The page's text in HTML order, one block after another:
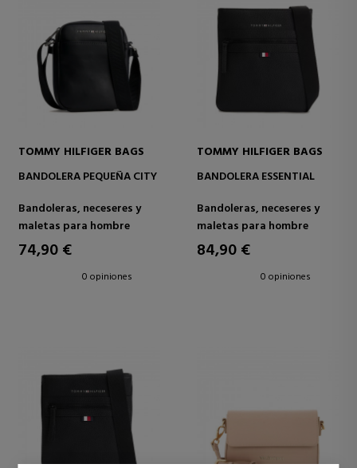
TOMMY HILFIGER BAGS
BANDOLERA PEQUEÑA CITY
Bandoleras, neceseres y
maletas para hombre
74,90 €
0 opiniones
TOMMY HILFIGER BAGS
BANDOLERA ESSENTIAL
Bandoleras, neceseres y
maletas para hombre
84,90 €
0 opiniones